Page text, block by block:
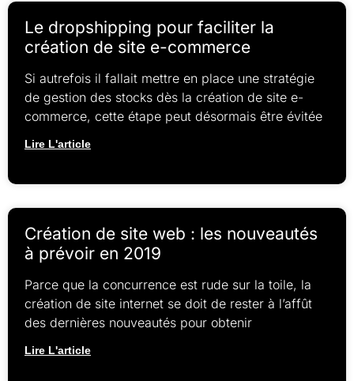
Le dropshipping pour faciliter la
création de site e-commerce
Si autrefois il fallait mettre en place une stratégie
de gestion des stocks dès la création de site e-
commerce, cette étape peut désormais être évitée
Lire L'article
Création de site web : les nouveautés
à prévoir en 2019
Parce que la concurrence est rude sur la toile, la
création de site internet se doit de rester à l’affût
des dernières nouveautés pour obtenir
Lire L'article